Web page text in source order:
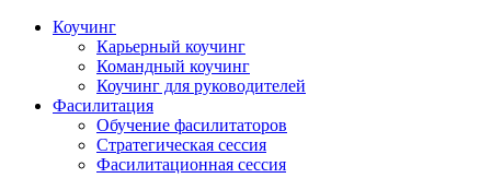
Коучинг
Карьерный коучинг
Командный коучинг
Коучинг для руководителей
Фасилитация
Обучение фасилитаторов
Стратегическая сессия
Фасилитационная сессия